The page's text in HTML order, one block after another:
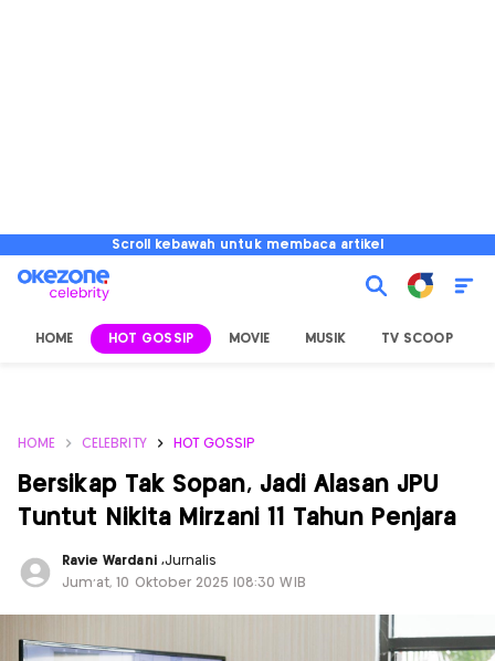
Scroll kebawah untuk membaca artikel
HOME HOT GOSSIP MOVIE MUSIK TV SCOOP
HOME CELEBRITY HOT GOSSIP
Bersikap Tak Sopan, Jadi Alasan JPU
Tuntut Nikita Mirzani 11 Tahun Penjara
Ravie Wardani ,Jurnalis
Jum'at, 10 Oktober 2025 |08:30 WIB